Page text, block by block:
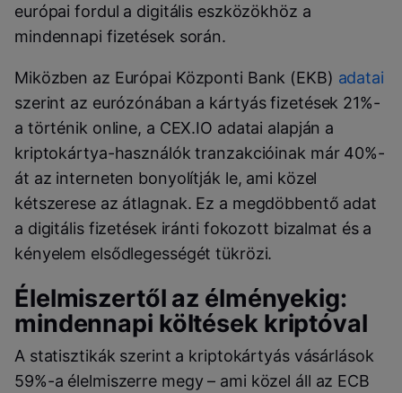
európai fordul a digitális eszközökhöz a
mindennapi fizetések során.
Miközben az Európai Központi Bank (EKB) adatai
szerint az eurózónában a kártyás fizetések 21%-
a történik online, a CEX.IO adatai alapján a
kriptokártya-használók tranzakcióinak már 40%-
át az interneten bonyolítják le, ami közel
kétszerese az átlagnak. Ez a megdöbbentő adat
a digitális fizetések iránti fokozott bizalmat és a
kényelem elsődlegességét tükrözi.
Élelmiszertől az élményekig:
mindennapi költések kriptóval
A statisztikák szerint a kriptokártyás vásárlások
59%-a élelmiszerre megy – ami közel áll az ECB